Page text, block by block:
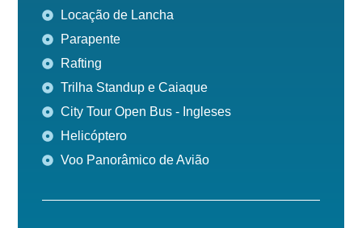
Locação de Lancha
Parapente
Rafting
Trilha Standup e Caiaque
City Tour Open Bus - Ingleses
Helicóptero
Voo Panorâmico de Avião